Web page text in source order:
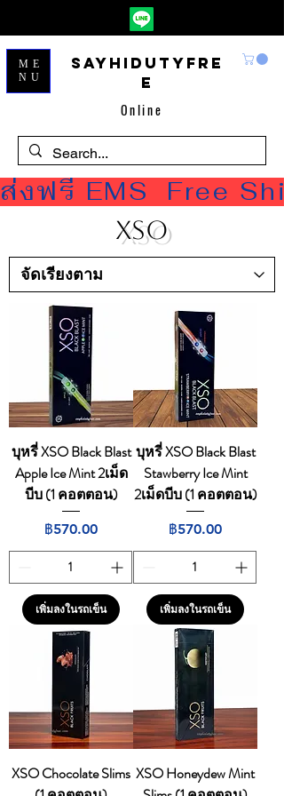
Sayhidutyfre
e
Online
ME
NU
ส่งฟรี EMS  Free
XSO
บุหรี่ XSO Black Blast
Apple Ice Mint 2เม็ด
บีบ (1 คอตตอน)
ราคา
฿570.00
เพิ่มลงในรถเข็น
บุหรี่ XSO Black Blast
Stawberry Ice Mint
2เม็ดบีบ (1 คอตตอน)
ราคา
฿570.00
เพิ่มลงในรถเข็น
XSO Chocolate Slims XSO Honeydew Mint